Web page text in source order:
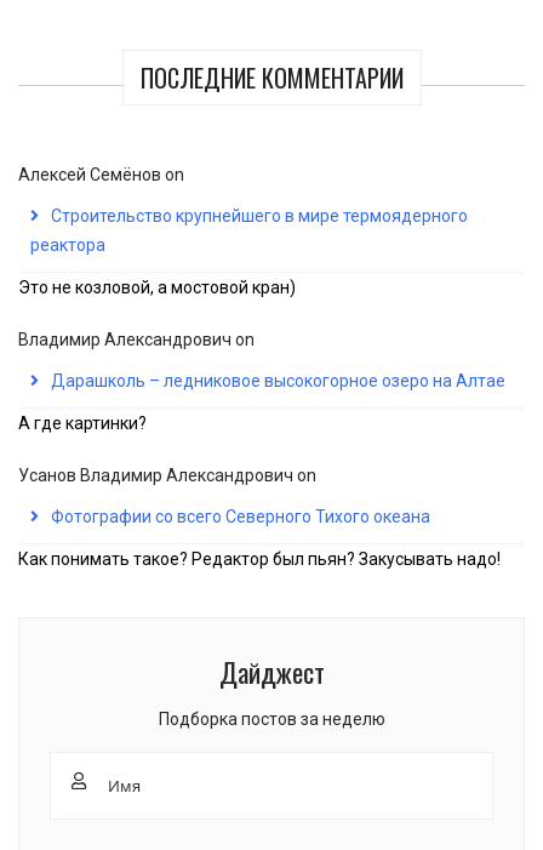
ПОСЛЕДНИЕ КОММЕНТАРИИ
Алексей Семёнов on
Строительство крупнейшего в мире термоядерного
реактора
Это не козловой, а мостовой кран)
Владимир Александрович on
Дарашколь – ледниковое высокогорное озеро на Алтае
А где картинки?
Усанов Владимир Александрович on
Фотографии со всего Северного Тихого океана
Как понимать такое? Редактор был пьян? Закусывать надо!
Дайджест
Подборка постов за неделю